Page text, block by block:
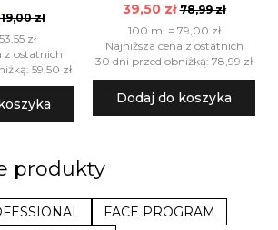
zł
zł
z ostatnich
59,50 zł
39,50 zł 78,99 zł
100 ml = 79,00 zł
Najniższa cena z ostatnich
30 dni przed obniżką: 78,99 zł
Dodaj do koszyka
produkty
FACE PROGRAM